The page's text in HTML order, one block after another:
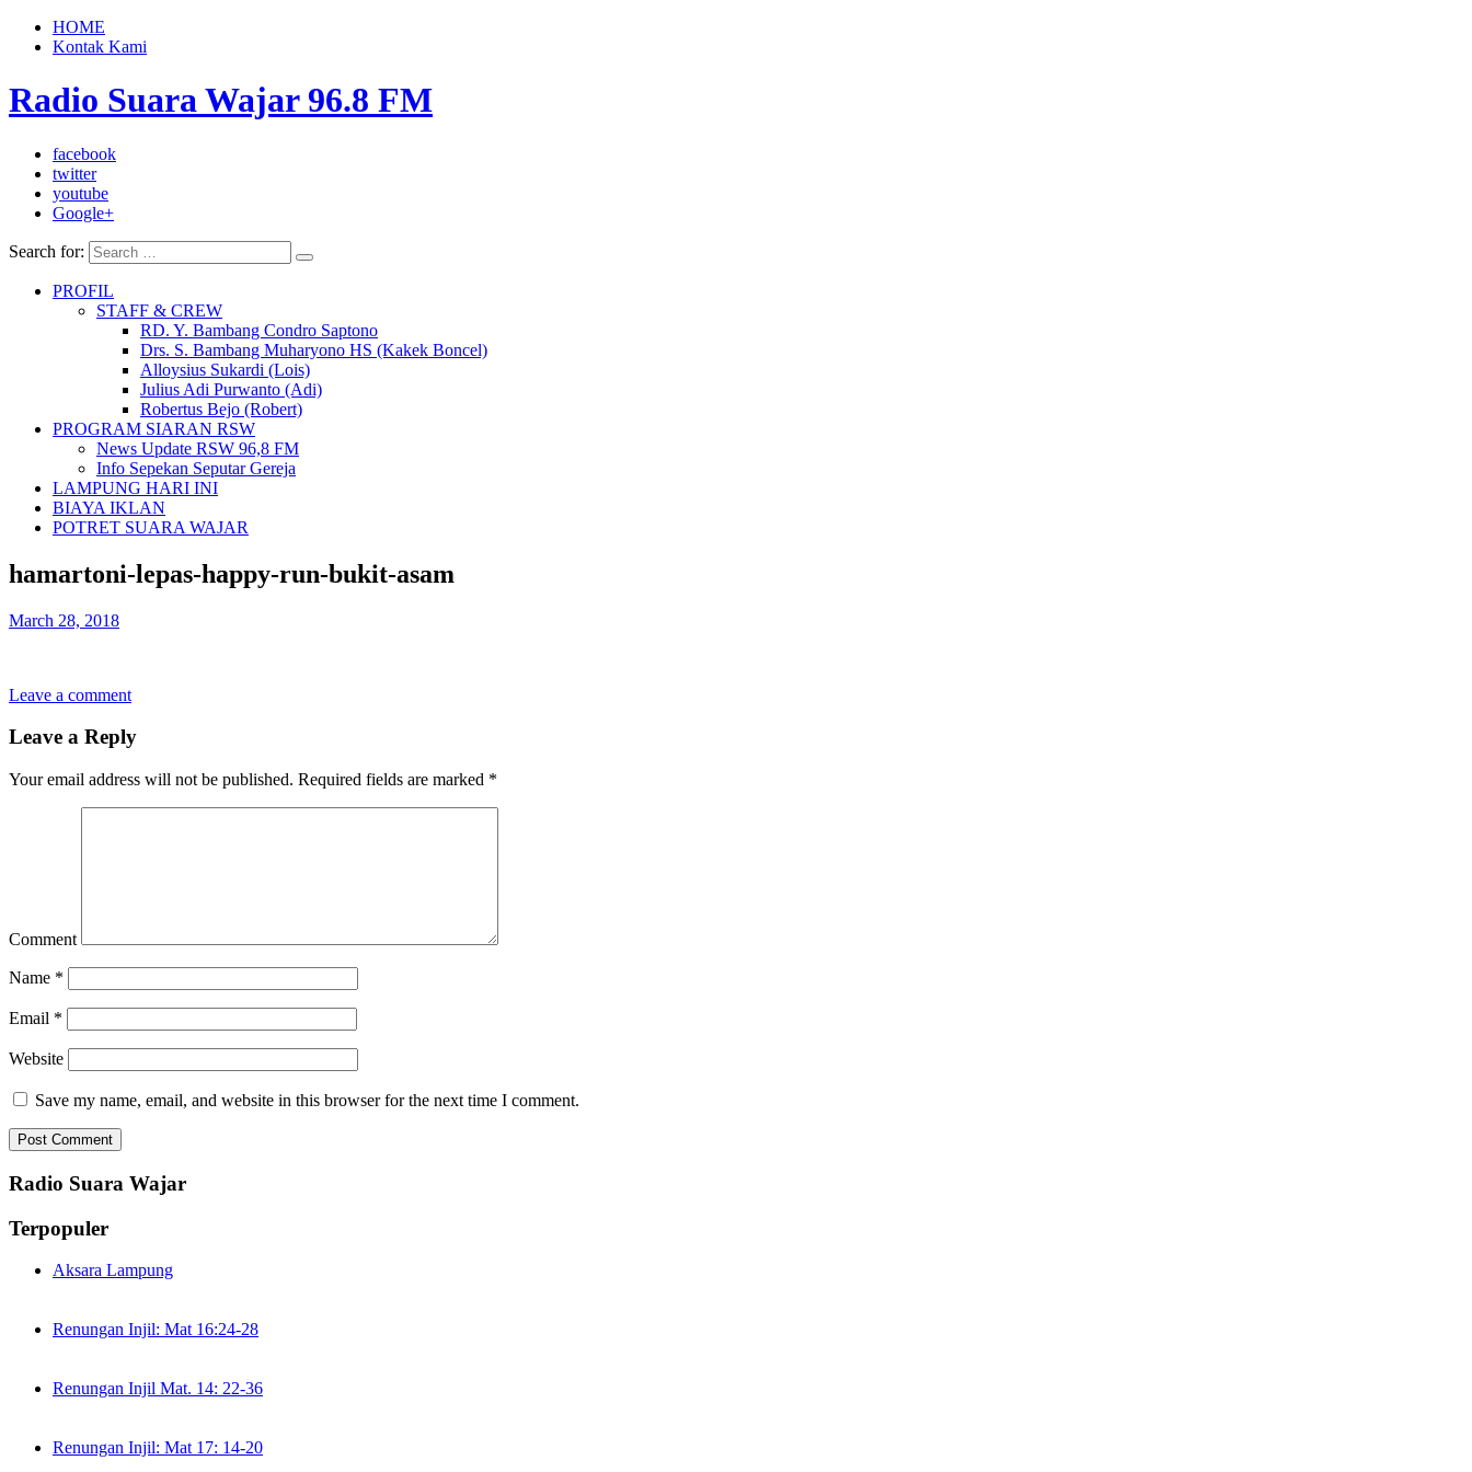
HOME
Kontak Kami
Radio Suara Wajar 96.8 FM
facebook
twitter
youtube
Google+
Search for:
PROFIL
STAFF & CREW
RD. Y. Bambang Condro Saptono
Drs. S. Bambang Muharyono HS (Kakek Boncel)
Alloysius Sukardi (Lois)
Julius Adi Purwanto (Adi)
Robertus Bejo (Robert)
PROGRAM SIARAN RSW
News Update RSW 96,8 FM
Info Sepekan Seputar Gereja
LAMPUNG HARI INI
BIAYA IKLAN
POTRET SUARA WAJAR
hamartoni-lepas-happy-run-bukit-asam
March 28, 2018
Leave a comment
Leave a Reply
Your email address will not be published. Required fields are marked *
Comment
Name *
Email *
Website
Save my name, email, and website in this browser for the next time I comment.
Radio Suara Wajar
Terpopuler
Aksara Lampung
Renungan Injil: Mat 16:24-28
Renungan Injil Mat. 14: 22-36
Renungan Injil: Mat 17: 14-20